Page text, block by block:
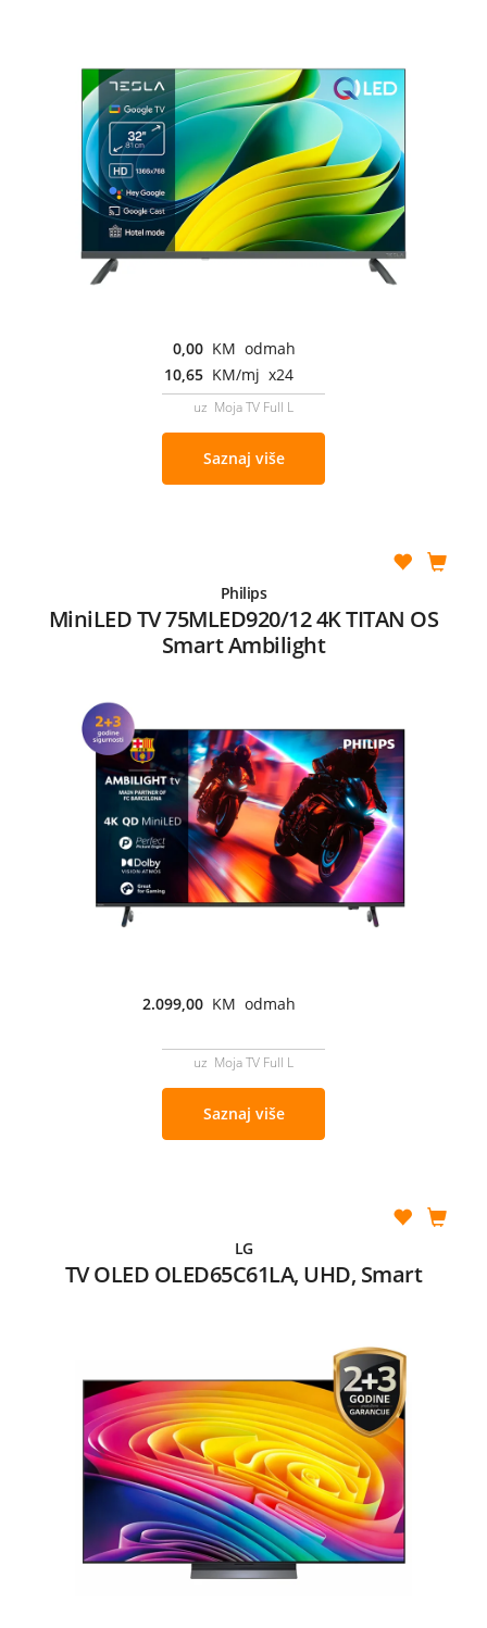
0,00 KM odmah
10,65 KM/mj x24
uz Moja TV Full L
Saznaj više
Philips
MiniLED TV 75MLED920/12 4K TITAN OS
Smart Ambilight
2.099,00 KM odmah
uz Moja TV Full L
Saznaj više
LG
TV OLED OLED65C61LA, UHD, Smart